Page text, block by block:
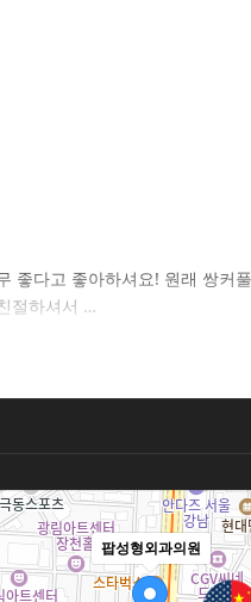
좋다고 좋아하셔요! 원래 쌍커
절하셔서 …
팝성형외과의원